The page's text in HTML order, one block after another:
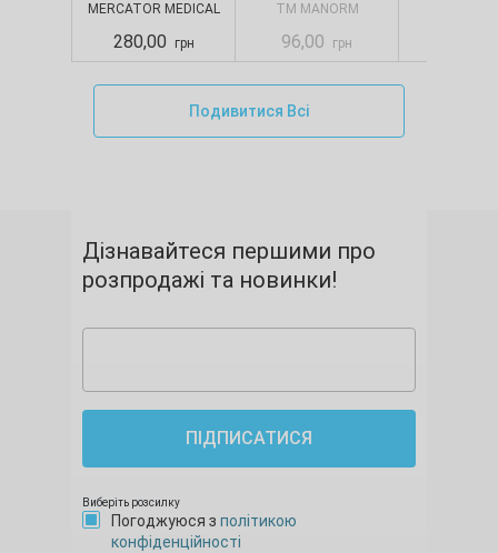
S
MERCATOR MEDICAL
280,00 грн
TM MANORM
96,00 грн
Подивитися Всі
Дізнавайтеся першими про
розпродажі та новинки!
ПІДПИСАТИСЯ
Виберіть розсилку
Погоджуюся з політикою
конфіденційності